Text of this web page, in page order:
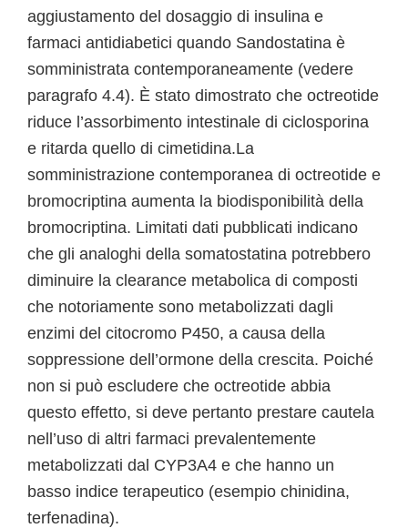
aggiustamento del dosaggio di insulina e
farmaci antidiabetici quando Sandostatina è
somministrata contemporaneamente (vedere
paragrafo 4.4). È stato dimostrato che octreotide
riduce l’assorbimento intestinale di ciclosporina
e ritarda quello di cimetidina.La
somministrazione contemporanea di octreotide e
bromocriptina aumenta la biodisponibilità della
bromocriptina. Limitati dati pubblicati indicano
che gli analoghi della somatostatina potrebbero
diminuire la clearance metabolica di composti
che notoriamente sono metabolizzati dagli
enzimi del citocromo P450, a causa della
soppressione dell’ormone della crescita. Poiché
non si può escludere che octreotide abbia
questo effetto, si deve pertanto prestare cautela
nell’uso di altri farmaci prevalentemente
metabolizzati dal CYP3A4 e che hanno un
basso indice terapeutico (esempio chinidina,
terfenadina).